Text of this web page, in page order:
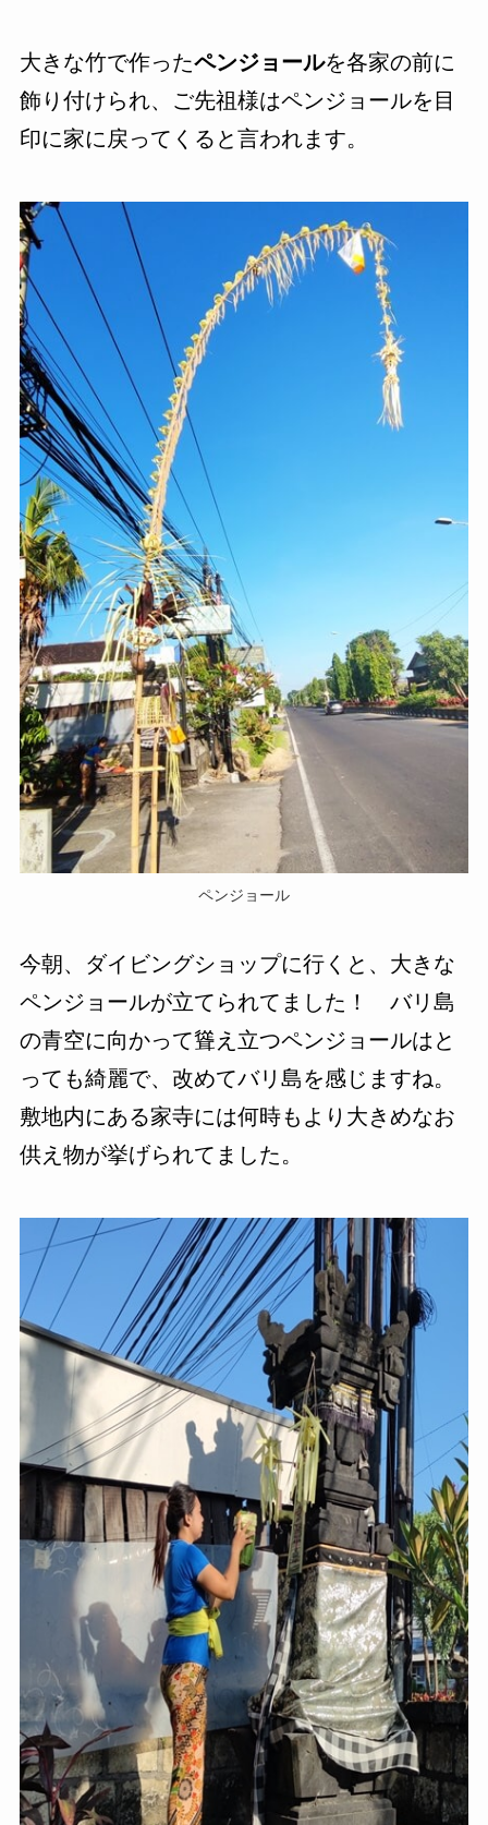
大きな竹で作ったペンジョールを各家の前に
飾り付けられ、ご先祖様はペンジョールを目
印に家に戻ってくると言われます。
ペンジョール
今朝、ダイビングショップに行くと、大きな
ペンジョールが立てられてました！ バリ島
の青空に向かって聳え立つペンジョールはと
っても綺麗で、改めてバリ島を感じますね。
敷地内にある家寺には何時もより大きめなお
供え物が挙げられてました。